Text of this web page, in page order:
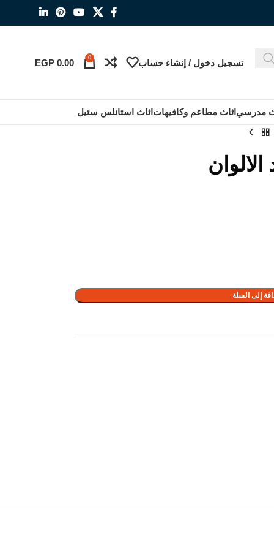
تسجيل دخول / إنشاء حساب 0
EGP 0.00
مدرسي اثاث مطاعم وكافيهات اثاث استانلس ستيل
إلى السلة